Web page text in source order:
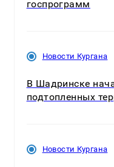
госпрограмм
Новости Кургана
В Шадринске
подтопленных
Новости Кургана